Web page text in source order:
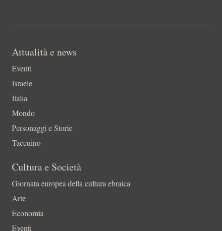
Attualità e news
Eventi
Israele
Italia
Mondo
Personaggi e Storie
Taccuino
Cultura e Società
Giornata europea della cultura ebraica
Arte
Economia
Eventi